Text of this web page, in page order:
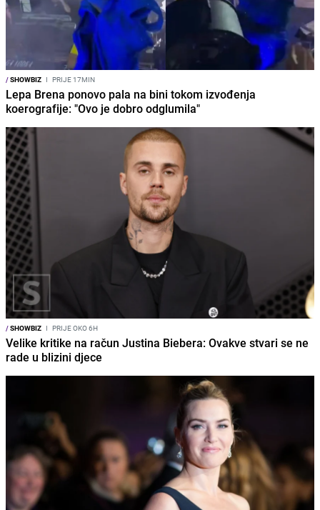
/SHOWBIZ I PRIJE 17MIN
Lepa Brena ponovo pala na bini tokom izvođenja
koerografije: "Ovo je dobro odglumila"
/SHOWBIZ I PRIJE OKO 6H
Velike kritike na račun Justina Biebera: Ovakve stvari se ne
rade u blizini djece